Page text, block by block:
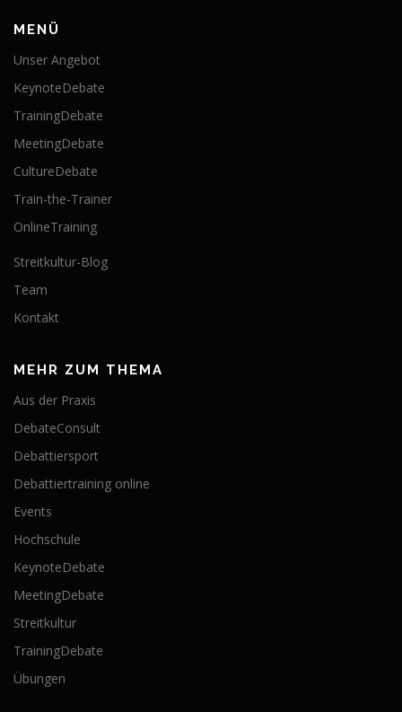
MENÜ
Unser Angebot
KeynoteDebate
TrainingDebate
MeetingDebate
CultureDebate
Train-the-Trainer
OnlineTraining
Streitkultur-Blog
Team
Kontakt
MEHR ZUM THEMA
Aus der Praxis
DebateConsult
Debattiersport
Debattiertraining online
Events
Hochschule
KeynoteDebate
MeetingDebate
Streitkultur
TrainingDebate
Übungen